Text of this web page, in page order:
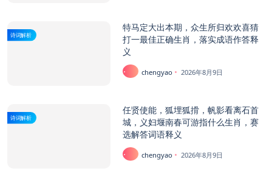
诗词解析
特马定大出本期，众生所归欢欢喜猜
打一最佳正确生肖，落实成语作答释
义
chengyao 2026年8月9日
诗词解析
任贤使能，狐埋狐搰，帆影看离石首
城，义妇堰南春可游指什么生肖，赛
选解答词语释义
chengyao 2026年8月9日